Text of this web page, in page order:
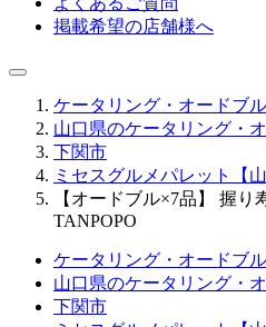
掲載希望の店舗様へ
ケータリング・オードブル
山口県のケータリング・
下関市
ミセスグルメパレット【山
【オードブル×7品】 握
TANPOPO
ケータリング・オードブル
山口県のケータリング・
下関市